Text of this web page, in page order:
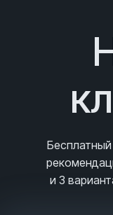
и 3